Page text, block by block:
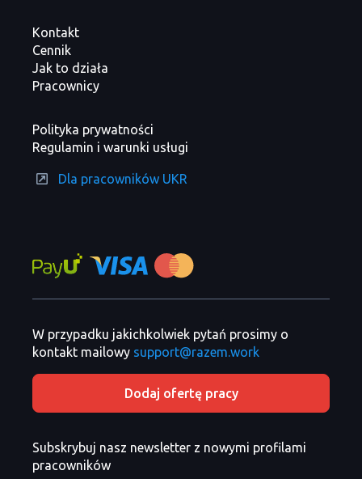
Kontakt
Cennik
Jak to działa
Pracownicy
Polityka prywatności
Regulamin i warunki usługi
Dla pracowników UKR
W przypadku jakichkolwiek pytań prosimy o
kontakt mailowy support@razem.work
Dodaj ofertę pracy
Subskrybuj nasz newsletter z nowymi profilami
pracowników